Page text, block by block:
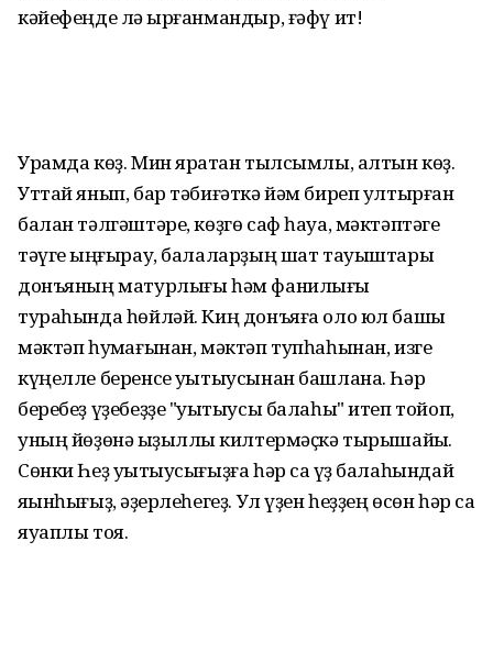
кәйефеңде лә ҡырғанмандыр, ғәфү ит!
Урамда көҙ. Мин яратҡан тылсымлы, алтын көҙ.
Уттай янып, бар тәбиғәткә йәм биреп ултырған
балан тәлгәштәре, көҙгө саф һауа, мәктәптәге
тәүге ҡыңғырау, балаларҙың шат тауыштары
донъяның матурлығы һәм фанилығы
тураһында һөйләй. Киң донъяға оло юл башы
мәктәп һуҡмағынан, мәктәп тупһаһынан, изге
күңелле беренсе уҡытыусынан башлана. Һәр
беребеҙ үҙебеҙҙе "уҡытыусы балаһы" итеп тойоп,
уның йөҙөнә ҡыҙыллыҡ килтермәҫкә тырышайыҡ.
Сөнки Һеҙ уҡытыусығыҙға һәр саҡ үҙ балаһындай
яҡынһығыҙ, ҡәҙерлеһегеҙ. Ул үҙен һеҙҙең өсөн һәр саҡ
яуаплы тоя.